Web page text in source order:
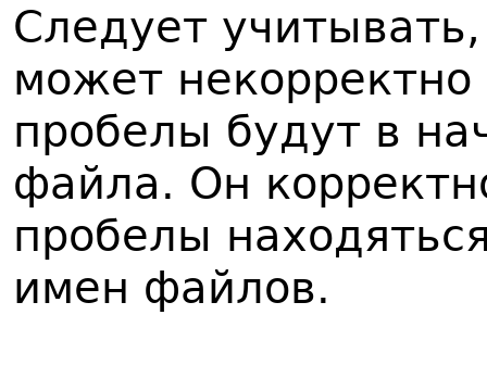
Следует
может некорректно
пробелы будут в
файла. Он
пробелы
имен файлов.